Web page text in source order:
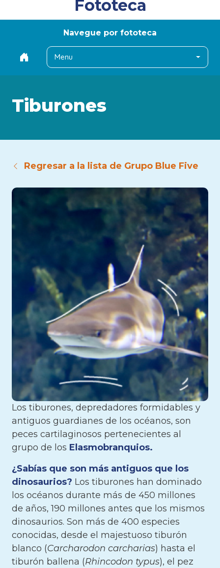
Fototeca
Navegue por fototeca
Menu
Tiburones
Regresar a la lista de Grupo Blue Five
Los tiburones, depredadores formidables y
antiguos guardianes de los océanos, son
peces cartilaginosos pertenecientes al
grupo de los Elasmobranquios.
¿Sabías que son más antiguos que los
dinosaurios? Los tiburones han dominado
los océanos durante más de 450 millones
de años, 190 millones antes que los mismos
dinosaurios. Son más de 400 especies
conocidas, desde el majestuoso tiburón
blanco (Carcharodon carcharias) hasta el
tiburón ballena (Rhincodon typus), el pez